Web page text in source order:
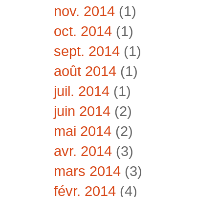
nov. 2014 (1)
oct. 2014 (1)
sept. 2014 (1)
août 2014 (1)
juil. 2014 (1)
juin 2014 (2)
mai 2014 (2)
avr. 2014 (3)
mars 2014 (3)
févr. 2014 (4)